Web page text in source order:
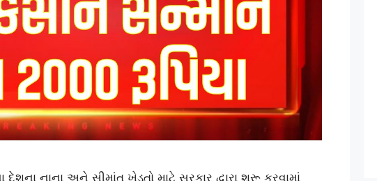
દેશના નાના અને સીમાંત ખેડૂતો માટે સરકાર દ્વારા શરૂ કરવામાં